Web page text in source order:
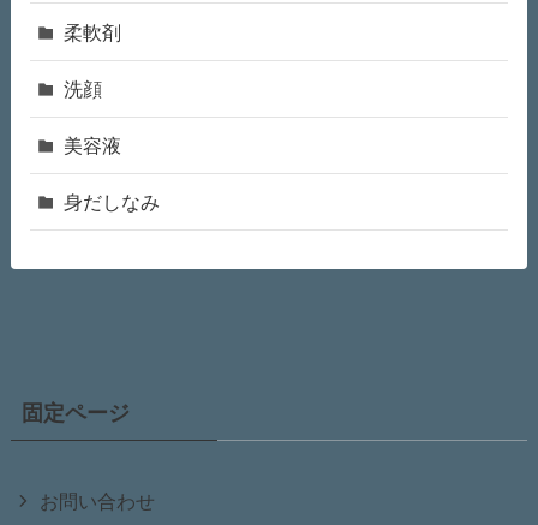
柔軟剤
洗顔
美容液
身だしなみ
固定ページ
お問い合わせ